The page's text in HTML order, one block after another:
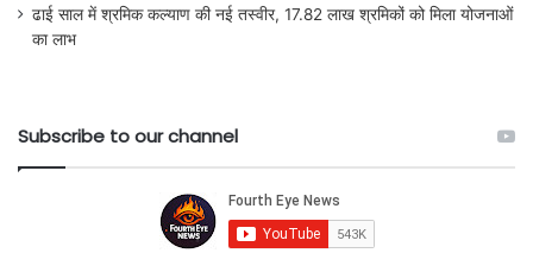
ढाई साल में श्रमिक कल्याण की नई तस्वीर, 17.82 लाख श्रमिकों को मिला योजनाओं
का लाभ
Subscribe to our channel